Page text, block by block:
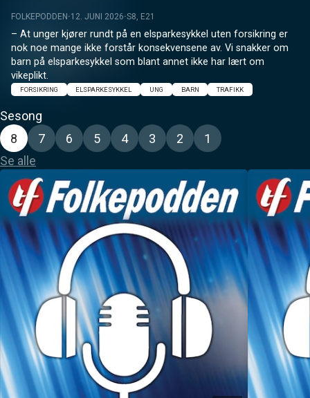
FOLKEPODDEN 12. JUNI 2026 S8, E21
– At unger kjører rundt på en elsparkesykkel uten forsikring er
nok noe mange ikke forstår konsekvensene av. Vi snakker om
barn på elsparkesykkel som blant annet ikke har lært om
vikeplikt.
FORSIKRING ELSPARKESYKKEL UNG BARN TRAFIKK
Sesong
8
7 6 5 4 3 2
1
Se alle